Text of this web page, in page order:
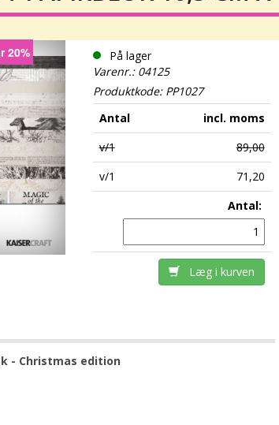
20%
På lager
Varenr.: 04125
Produktkode: PP1027
Antal
incl. moms
v/1
89,00
v/1
71,20
Antal:
Læg i kurven
- Christmas edition